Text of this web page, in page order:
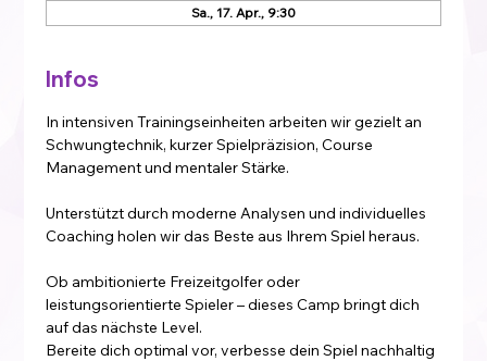
Sa., 17. Apr., 9:30
Infos
In intensiven Trainingseinheiten arbeiten wir gezielt an
Schwungtechnik, kurzer Spielpräzision, Course
Management und mentaler Stärke.
Unterstützt durch moderne Analysen und individuelles
Coaching holen wir das Beste aus Ihrem Spiel heraus.
Ob ambitionierte Freizeitgolfer oder
leistungsorientierte Spieler – dieses Camp bringt dich
auf das nächste Level.
Bereite dich optimal vor, verbesse dein Spiel nachhaltig